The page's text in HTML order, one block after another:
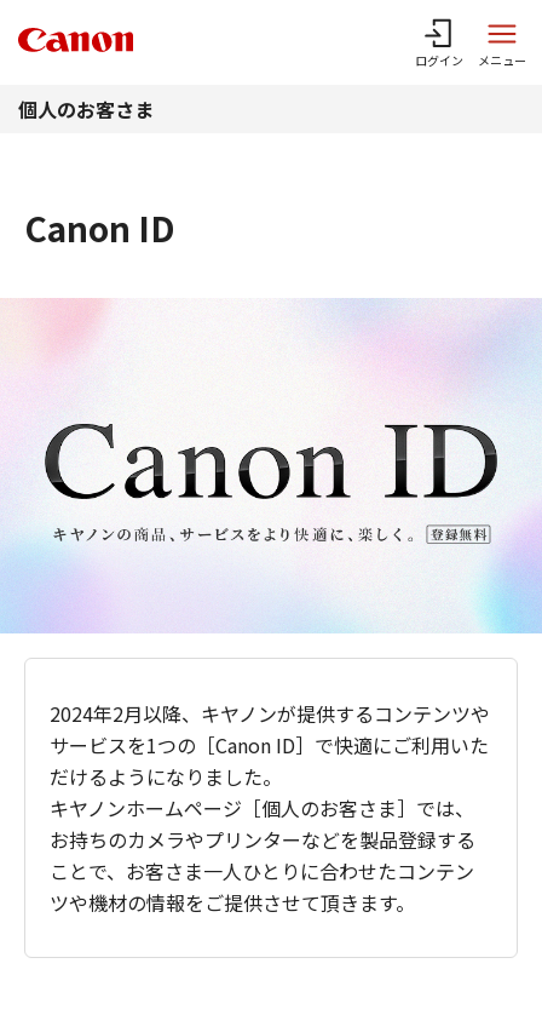
ログイン メニュー
個人のお客さま
Canon ID
2024年2月以降、キヤノンが提供するコンテンツや
サービスを1つの［Canon ID］で快適にご利用いた
だけるようになりました。
キヤノンホームページ［個人のお客さま］では、
お持ちのカメラやプリンターなどを製品登録する
ことで、お客さま一人ひとりに合わせたコンテン
ツや機材の情報をご提供させて頂きます。